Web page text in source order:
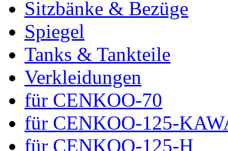
Sitzbänke & Bezüge
Spiegel
Tanks & Tankteile
Verkleidungen
für CENKOO-70
für CENKOO-125-
für CENKOO-125-H